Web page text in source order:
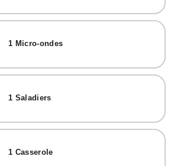
1 Micro-ondes
1 Saladiers
1 Casserole